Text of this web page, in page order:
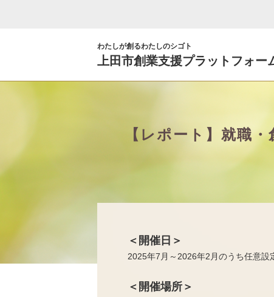
わたしが創るわたしのシゴト
上田市創業支援プラットフォー
【レポート】就職
＜開催日＞
2025年7月～2026年2月のうち任意設
＜開催場所＞